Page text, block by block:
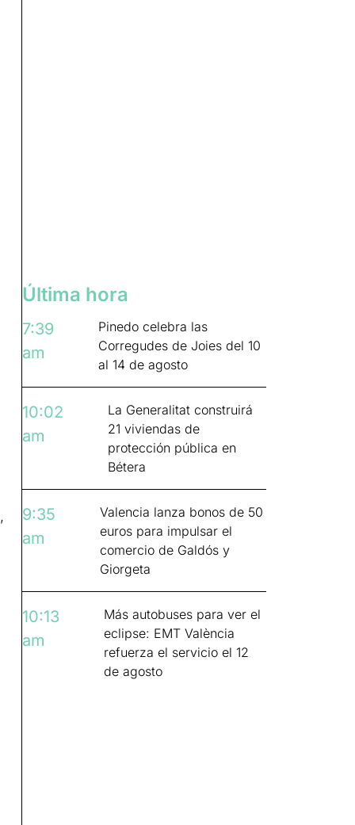
Última hora
7:39
am
Pinedo celebra las
Corregudes de Joies del 10
al 14 de agosto
10:02
am
La Generalitat construirá
21 viviendas de
protección pública en
Bétera
9:35
am
Valencia lanza bonos de 50
euros para impulsar el
comercio de Galdós y
Giorgeta
10:13
am
Más autobuses para ver el
eclipse: EMT València
refuerza el servicio el 12
de agosto